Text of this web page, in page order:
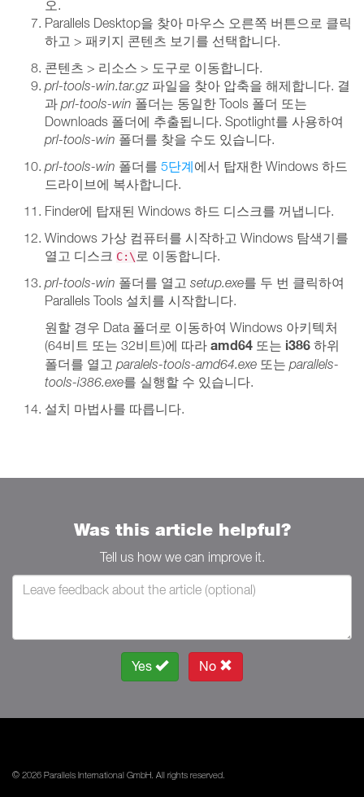
오.
Parallels Desktop을 찾아 마우스 오른쪽 버튼으로 클릭
하고 > 패키지 콘텐츠 보기를 선택합니다.
콘텐츠 > 리소스 > 도구로 이동합니다.
prl-tools-win.tar.gz 파일을 찾아 압축을 해제합니다. 결
과 prl-tools-win 폴더는 동일한 Tools 폴더 또는
Downloads 폴더에 추출됩니다. Spotlight를 사용하여
prl-tools-win 폴더를 찾을 수도 있습니다.
prl-tools-win 폴더를 5단계에서 탑재한 Windows 하드
드라이브에 복사합니다.
Finder에 탑재된 Windows 하드 디스크를 꺼냅니다.
Windows 가상 컴퓨터를 시작하고 Windows 탐색기를
열고 디스크 C:\ 로 이동합니다.
prl-tools-win 폴더를 열고 setup.exe를 두 번 클릭하여
Parallels Tools 설치를 시작합니다.
원할 경우 Data 폴더로 이동하여 Windows 아키텍처
(64비트 또는 32비트)에 따라 amd64 또는 i386 하위
폴더를 열고 paralels-tools-amd64.exe 또는 parallels-
tools-i386.exe를 실행할 수 있습니다.
설치 마법사를 따릅니다.
Was this article helpful?
Tell us how we can improve it.
Yes No
© 2026 Parallels International GmbH. All rights reserved.